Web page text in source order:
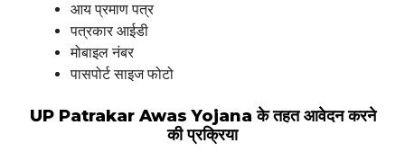
आय प्रमाण पत्र
पत्रकार आईडी
मोबाइल नंबर
पासपोर्ट साइज फोटो
UP Patrakar Awas Yojana के तहत आवेदन करने
की प्रक्रिया